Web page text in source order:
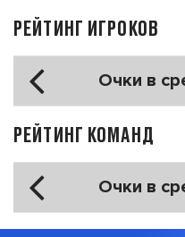
РЕЙТИНГ ИГРОКОВ
Очки в
РЕЙТИНГ КОМАНД
Очки в